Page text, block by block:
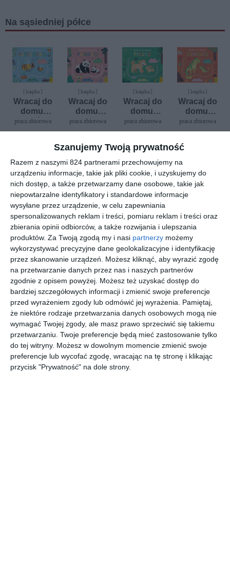
Szanujemy Twoją prywatność
Razem z naszymi 824 partnerami przechowujemy na
urządzeniu informacje, takie jak pliki cookie, i uzyskujemy do
nich dostęp, a także przetwarzamy dane osobowe, takie jak
niepowtarzalne identyfikatory i standardowe informacje
wysyłane przez urządzenie, w celu zapewniania
spersonalizowanych reklam i treści, pomiaru reklam i treści oraz
zbierania opinii odbiorców, a także rozwijania i ulepszania
produktów. Za Twoją zgodą my i nasi partnerzy możemy
wykorzystywać precyzyjne dane geolokalizacyjne i identyfikację
przez skanowanie urządzeń. Możesz kliknąć, aby wyrazić zgodę
na przetwarzanie danych przez nas i naszych partnerów
zgodnie z opisem powyżej. Możesz też uzyskać dostęp do
bardziej szczegółowych informacji i zmienić swoje preferencje
przed wyrażeniem zgody lub odmówić jej wyrażenia.
Pamiętaj,
że niektóre rodzaje przetwarzania danych osobowych mogą nie
wymagać Twojej zgody, ale masz prawo sprzeciwić się takiemu
przetwarzaniu. Twoje preferencje będą mieć zastosowanie tylko
do tej witryny. Możesz w dowolnym momencie zmienić swoje
preferencje lub wycofać zgodę, wracając na tę stronę i klikając
przycisk "Prywatność" na dole strony.
Na sąsiedniej półce
[ książka ]
Wracaj do
domu,
pszczółko
praca zbiorowa
[ książka ]
Wracaj do
domu,
pandko
praca zbiorowa
[ książka ]
Wracaj do
domu,
piesku
praca zbiorowa
[ książka ]
Wracaj do
domu,
dinusiu
praca zbiorowa
[ książka ]
Wracaj do
domu,
lwiątko
praca zbiorowa
[ książka ]
Wracaj do
domu,
rekinku
praca zbiorowa
[ książka ]
Wracaj do
domu,
tygrysku
praca zbiorowa
domu,
króliczku
praca zbiorowa
nowość
[ książka ]
Szkoła na
szóstkę.
Obliczenia
pieniężne
praca zbiorowa
nowość
[ książka ]
Bluey.
Tablica
praca zbiorowa
nowość
[ komiks ]
Gigant
Poleca
Extra.
Tom
5/2025.
Tajemnice
. Nieznany
praca zbiorowa
nowość
[ komiks ]
Gigant
Poleca
Premium.
Tom
3/2026.
Superkwę
praca zbiorowa
Szukasz książki, audiobooka?Skorzystaj z wyszukiwarki